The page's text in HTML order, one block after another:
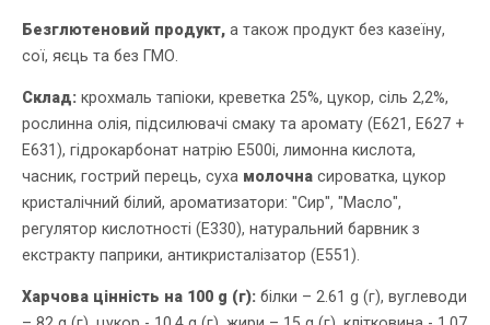
Безглютеновий продукт, а також продукт без казеїну,
сої, яєць та без ГМО.
Склад: крохмаль тапіоки, креветка 25%, цукор, сіль 2,2%,
рослинна олія, підсилювачі смаку та аромату (Е621, Е627 +
Е631), гідрокарбонат натрію Е500і, лимонна кислота,
часник, гострий перець, суха молочна сироватка, цукор
кристалічний білий, ароматизатори: "Сир", "Масло",
регулятор кислотності (Е330), натуральний барвник з
екстракту паприки, антикристалізатор (Е551).
Харчова цінність на 100 g (г): білки – 2.61 g (г), вуглеводи